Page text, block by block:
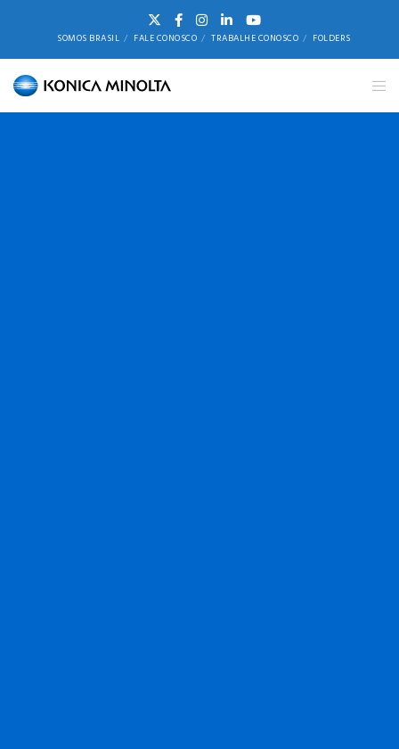
SOMOS BRASIL FALE CONOSCO TRABALHE CONOSCO FOLDERS